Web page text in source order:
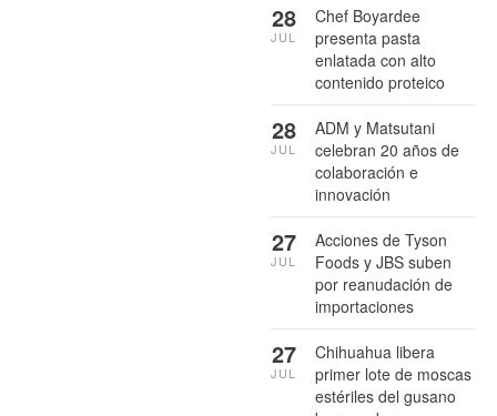
Chef Boyardee
presenta pasta
enlatada con alto
contenido proteico
28
JUL
ADM y Matsutani
celebran 20 años de
colaboración e
innovación
28
JUL
Acciones de Tyson
Foods y JBS suben
por reanudación de
importaciones
27
JUL
Chihuahua libera
primer lote de moscas
estériles del gusano
27
JUL